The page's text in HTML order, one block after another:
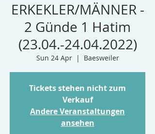
ERKEKLER/MÄNNER -
2 Günde 1 Hatim
(23.04.-24.04.2022)
Sun 24 Apr
  |
Baesweiler
Tickets stehen nicht zum
Verkauf
Andere Veranstaltungen
ansehen